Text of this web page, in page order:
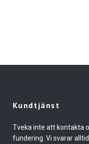
Kundtjänst
Tveka inte att kontakta
fundering. Vi svarar